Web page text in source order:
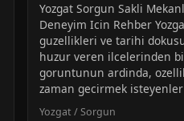
Yozgat Sorgun Sakli
Deneyim Icin Rehber
guzellikleri ve tarihi
huzur veren ilcelerinden
goruntunun ardinda,
zaman gecirmek
Yozgat / Sorgun